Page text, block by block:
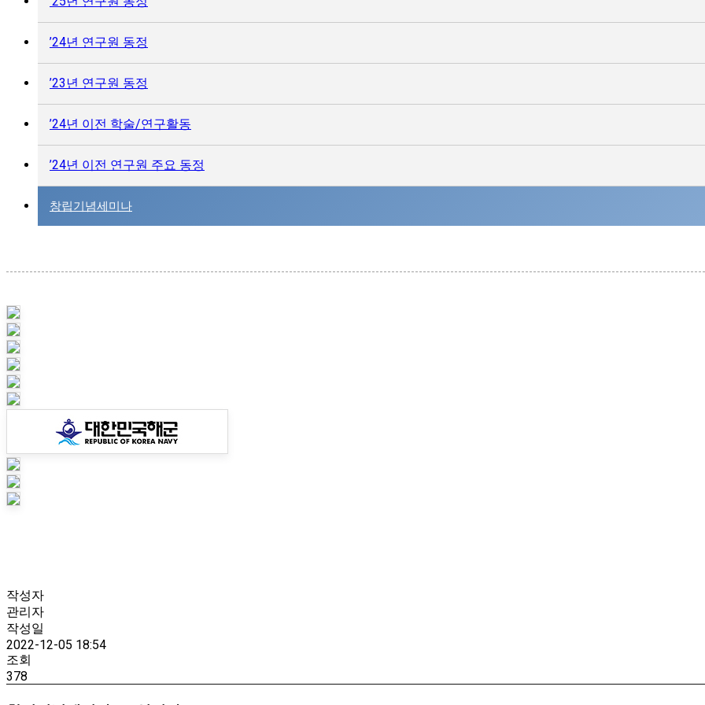
’24년 연구원 동정
’23년 연구원 동정
’24년 이전 학술/연구활동
’24년 이전 연구원 주요 동정
창립기념세미나
작성자
관리자
작성일
2022-12-05 18:54
조회
378